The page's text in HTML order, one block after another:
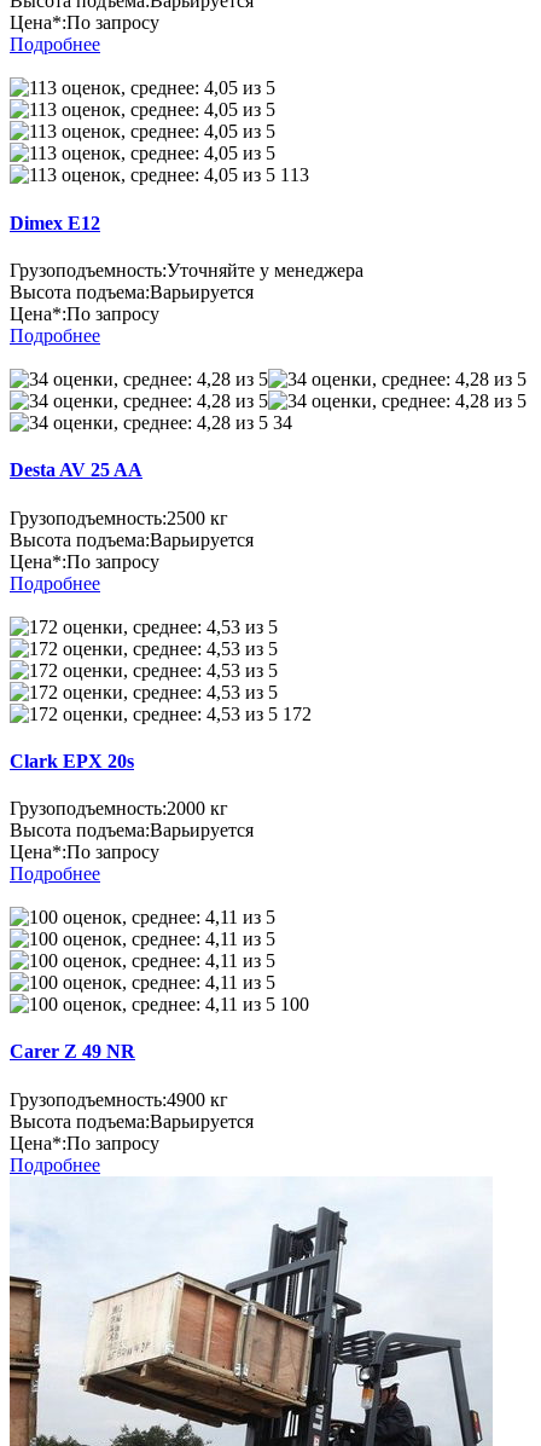
Цена*:По запросу
Подробнее
113
Dimex E12
Грузоподъемность:Уточняйте у менеджера
Высота подъема:Варьируется
Цена*:По запросу
Подробнее
34
Desta AV 25 AA
Грузоподъемность:2500 кг
Высота подъема:Варьируется
Цена*:По запросу
Подробнее
172
Clark EPX 20s
Грузоподъемность:2000 кг
Высота подъема:Варьируется
Цена*:По запросу
Подробнее
100
Carer Z 49 NR
Грузоподъемность:4900 кг
Высота подъема:Варьируется
Цена*:По запросу
Подробнее